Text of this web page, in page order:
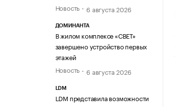
Новость
6 августа 2026
ДОМИНАНТА
В жилом комплексе «СВЕТ»
завершено устройство первых
этажей
Новость
6 августа 2026
LDM
LDM представила возможности